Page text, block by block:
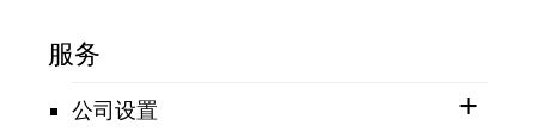
服务
公司设置